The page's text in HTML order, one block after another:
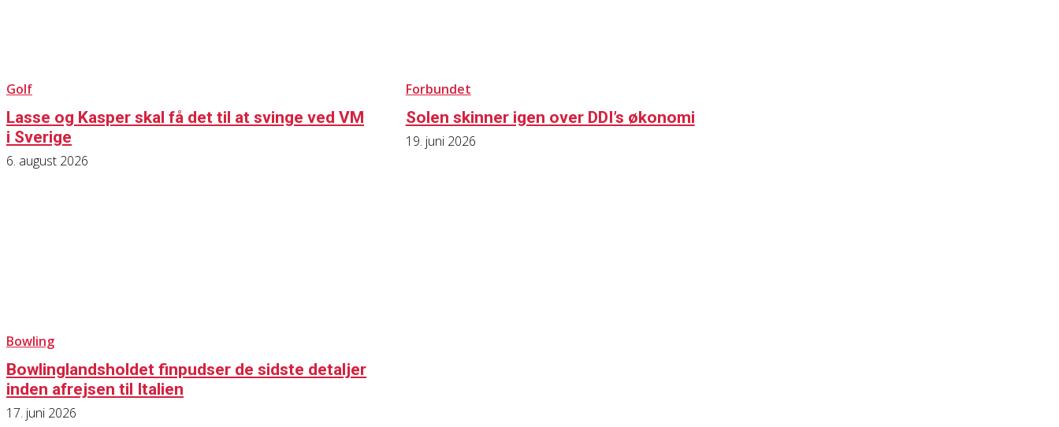
Golf
Lasse og Kasper skal få det til at svinge ved VM
i Sverige
6. august 2026
Forbundet
Solen skinner igen over DDI’s økonomi
19. juni 2026
Bowling
Bowlinglandsholdet finpudser de sidste detaljer
inden afrejsen til Italien
17. juni 2026